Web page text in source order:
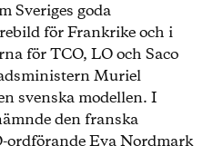
Sveriges goda
för Frankrike och i
för TCO, LO och Saco
Muriel
svenska modellen. I
den franska